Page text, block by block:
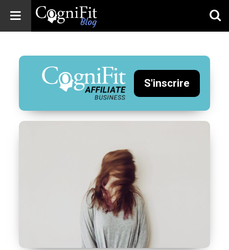
Blog: Brain
Health
News
Brain Training,
Mental Health, and
Wellness
S'inscrire